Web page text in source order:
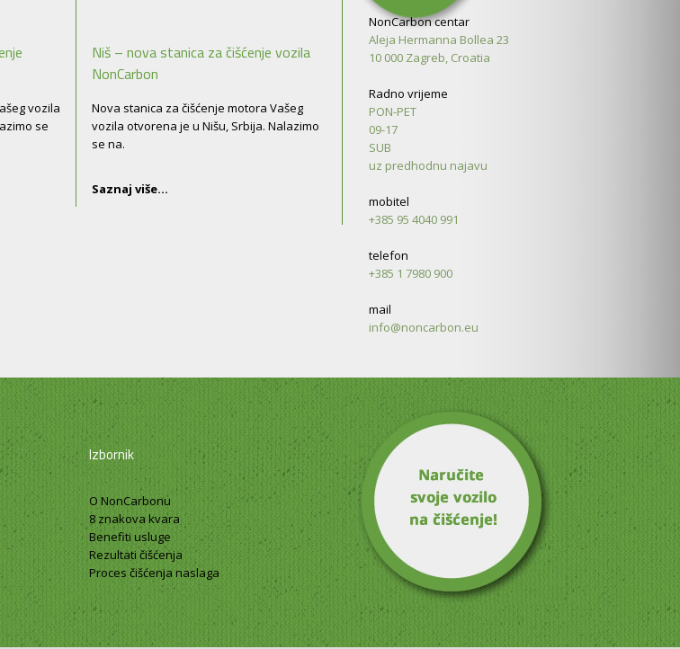
vozila
se
Niš – nova stanica za čišćenje vozila
NonCarbon
Nova stanica za čišćenje motora Vašeg
vozila otvorena je u Nišu, Srbija. Nalazimo
se na.
Saznaj više...
NonCarbon centar
Aleja Hermanna Bollea 23
10 000 Zagreb, Croatia
Radno vrijeme
PON-PET
09-17
SUB
uz predhodnu najavu
mobitel
+385 95 4040 991
telefon
+385 1 7980 900
mail
info@noncarbon.eu
Izbornik
O NonCarbonu
8 znakova kvara
Benefiti usluge
Rezultati čišćenja
Proces čišćenja naslaga